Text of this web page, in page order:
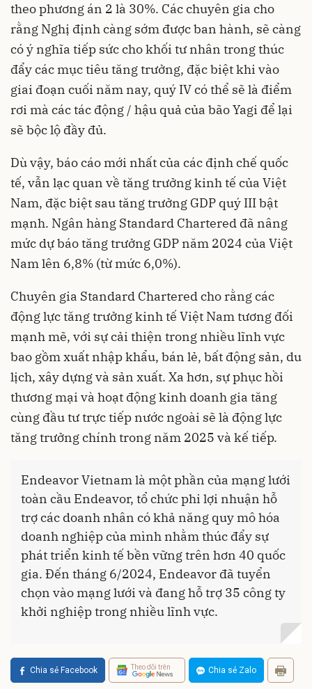
theo phương án 2 là 30%. Các chuyên gia cho
rằng Nghị định càng sớm được ban hành, sẽ càng
có ý nghĩa tiếp sức cho khối tư nhân trong thúc
đẩy các mục tiêu tăng trưởng, đặc biệt khi vào
giai đoạn cuối năm nay, quý IV có thể sẽ là điểm
rơi mà các tác động / hậu quả của bão Yagi để lại
sẽ bộc lộ đầy đủ.
Dù vậy, báo cáo mới nhất của các định chế quốc
tế, vẫn lạc quan về tăng trưởng kinh tế của Việt
Nam, đặc biệt sau tăng trưởng GDP quý III bật
mạnh. Ngân hàng Standard Chartered đã nâng
mức dự báo tăng trưởng GDP năm 2024 của Việt
Nam lên 6,8% (từ mức 6,0%).
Chuyên gia Standard Chartered cho rằng các
động lực tăng trưởng kinh tế Việt Nam tương đối
mạnh mẽ, với sự cải thiện trong nhiều lĩnh vực
bao gồm xuất nhập khẩu, bán lẻ, bất động sản, du
lịch, xây dựng và sản xuất. Xa hơn, sự phục hồi
thương mại và hoạt động kinh doanh gia tăng
cùng đầu tư trực tiếp nước ngoài sẽ là động lực
tăng trưởng chính trong năm 2025 và kế tiếp.
Endeavor Vietnam là một phần của mạng lưới
toàn cầu Endeavor, tổ chức phi lợi nhuận hỗ
trợ các doanh nhân có khả năng quy mô hóa
doanh nghiệp của mình nhằm thúc đẩy sự
phát triển kinh tế bền vững trên hơn 40 quốc
gia. Đến tháng 6/2024, Endeavor đã tuyển
chọn vào mạng lưới và đang hỗ trợ 35 công ty
khởi nghiệp trong nhiều lĩnh vực.
Chia sẻ Facebook Theo dõi trên Chia sẻ Zalo